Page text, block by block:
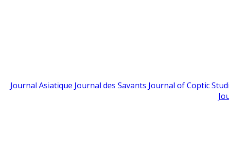
Journal Asiatique Journal des Savants Journal of Coptic